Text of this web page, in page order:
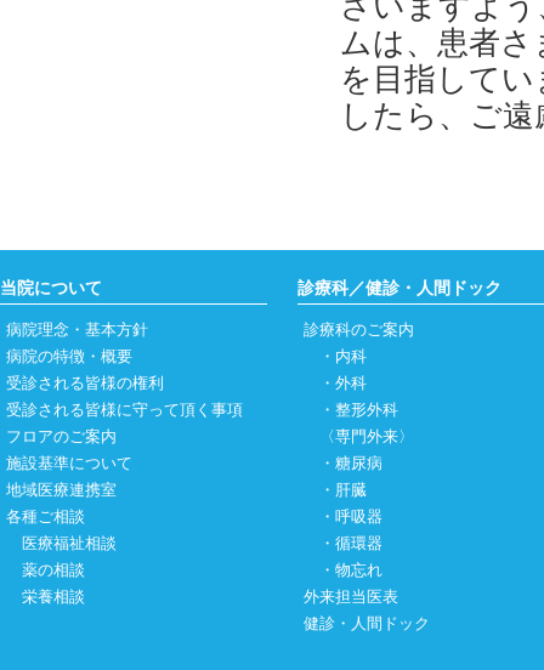
ムは、患者
を目指して
したら、ご
当院について
病院理念・基本方針
病院の特徴・概要
受診される皆様の権利
受診される皆様に守って頂く事項
フロアのご案内
施設基準について
地域医療連携室
各種ご相談
医療福祉相談
薬の相談
栄養相談
診療科／健診・人間ドック
診療科のご案内
・ 内科
・ 外科
・ 整形外科
〈専門外来〉
・ 糖尿病
・ 肝臓
・ 呼吸器
・ 循環器
・ 物忘れ
外来担当医表
健診・人間ドック